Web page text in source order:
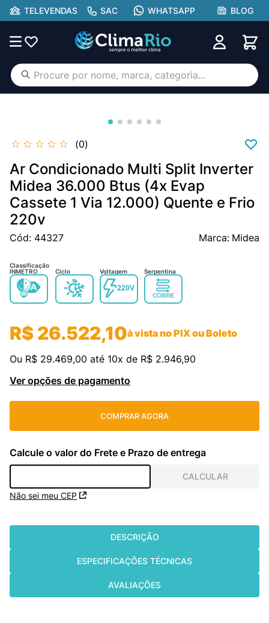
TELEVENDAS SAC WHATSAPP BLOG
Procure por nome, marca, categoria...
0
Ar Condicionado Multi Split Inverter
Midea 36.000 Btus (4x Evap
Cassete 1 Via 12.000) Quente e Frio
220v
Cód: 44327 Midea
Classificação
INMETRO
Ciclo Voltagem Serpentina
R$26.522,10à vista no PIX ou Boleto
Ou R$ 29.469,00 até 10x de R$ 2.946,90
Ver opções de pagamento
COMPRAR AGORA
Não sei meu CEP
DESCRIÇÃO
ESPECIFICAÇÕES TÉCNICAS
AVALIAÇÕES
2º aufit
4º hisense portátil
5º tcl
6º hisense
7 midea
8º gree
9º cassete